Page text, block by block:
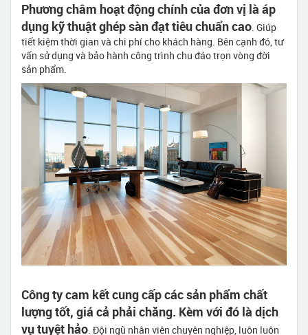
Phương châm hoạt động chính của đơn vị là áp
dụng kỹ thuật ghép sàn đạt tiêu chuẩn cao. Giúp
tiết kiệm thời gian và chi phí cho khách hàng. Bên cạnh đó, tư
vấn sử dụng và bảo hành công trình chu đáo trọn vòng đời
sản phẩm.
Công ty cam kết cung cấp các sản phẩm chất
lượng tốt, giá cả phải chăng. Kèm với đó là dịch
vụ tuyệt hảo . Đội ngũ nhân viên chuyên nghiệp, luôn luôn